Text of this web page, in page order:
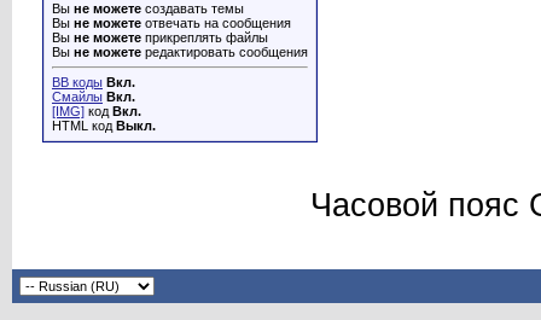
Вы не можете создавать темы
Вы не можете отвечать на сообщения
Вы не можете прикреплять файлы
Вы не можете редактировать сообщения
BB коды Вкл.
Смайлы Вкл.
[IMG] код Вкл.
HTML код Выкл.
Часовой пояс